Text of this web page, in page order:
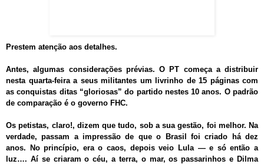
Prestem atenção aos detalhes.
Antes, algumas considerações prévias. O PT começa a distribuir
nesta quarta-feira a seus militantes um livrinho de 15 páginas com
as conquistas ditas “gloriosas” do partido nestes 10 anos. O padrão
de comparação é o governo FHC.
Os petistas, claro!, dizem que tudo, sob a sua gestão, foi melhor. Na
verdade, passam a impressão de que o Brasil foi criado há dez
anos. No princípio, era o caos, depois veio Lula — e só então a
luz…. Aí se criaram o céu, a terra, o mar, os passarinhos e Dilma